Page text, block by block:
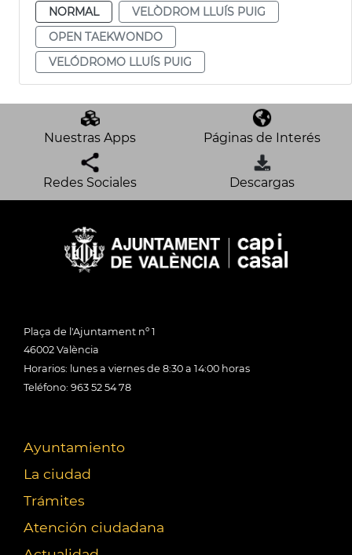
NORMAL
VELÒDROM LLUÍS PUIG
OPEN TAEKWONDO
VELÓDROMO LLUÍS PUIG
Nuestras Apps Páginas de Interés
Redes Sociales Descargas
Plaça de l'Ajuntament nº 1
46002 València
Horarios: lunes a viernes de 8:30 a 14:00 horas
Teléfono: 963 52 54 78
Ayuntamiento
La ciudad
Trámites
Atención ciudadana